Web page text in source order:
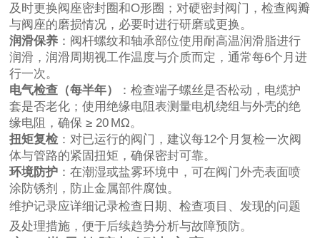
及时更换阀座密封圈和O形圈；对硬密封阀门，检查阀瓣
与阀座的磨损情况，必要时进行研磨或更换。
润滑保养 ：阀杆螺纹和轴承部位使用耐高温润滑脂进行
润滑，润滑周期视工作温度与介质而定，通常每6个月进
行一次。
电气检查（每半年）
：检查端子螺丝是否松动，电缆护
套是否老化；使用绝缘电阻表测量电机绕组与外壳的绝
缘电阻，确保 ≥ 20 MΩ。
扭矩复检 ：对已运行的阀门，建议每12个月复检一次阀
体与管路的紧固扭矩，确保密封可靠。
环境防护 ：在潮湿或盐雾环境中，可在阀门外壳表面喷
涂防锈剂，防止金属部件腐蚀。
维护记录应详细记录检查日期、检查项目、发现的问题
及处理措施，便于后续趋势分析与故障预防。